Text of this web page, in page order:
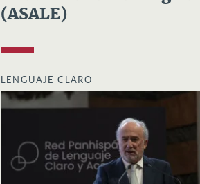
(ASALE)
LENGUAJE CLARO